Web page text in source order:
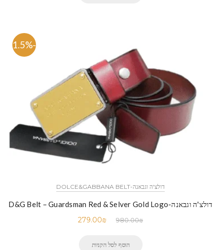
-71.5%
דולצ'ה וגבאנה-DOLCE&GABBANA BELT
דולצ'ה וגבאנה-D&G Belt – Guardsman Red & Selver Gold Logo
980.00₪
279.00₪
הוסף לסל הקניות